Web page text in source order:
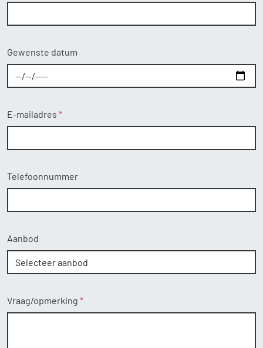
Gewenste datum
E-mailadres
Telefoonnummer
Aanbod
Vraag/opmerking